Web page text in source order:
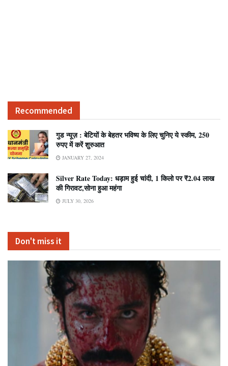
Recommended
गुड न्यूज़ : बेटियों के बेहतर भविष्य के लिए चुनिए ये स्कीम, 250
रुपए में करें शुरुआत
JANUARY 27, 2024
Silver Rate Today: धड़ाम हुई चांदी, 1 किलो पर ₹2.04 लाख
की गिरावट,सोना हुआ महंगा
JULY 30, 2026
Don't miss it